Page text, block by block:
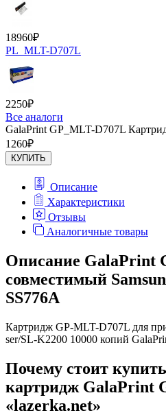
18960₽
PL_MLT-D707L
2250₽
Все аналоги
GalaPrint GP_MLT-D707L
1260₽
КУПИТЬ
Описание
Характеристики
Отзывы
Аналогичные товары
Описание GalaPrint
совместимый
SS776A
Картридж GP-MLT-D707L для
ser/SL-K2200 10000 копий
Почему стоит
картридж GalaPrint
«lazerka.net»